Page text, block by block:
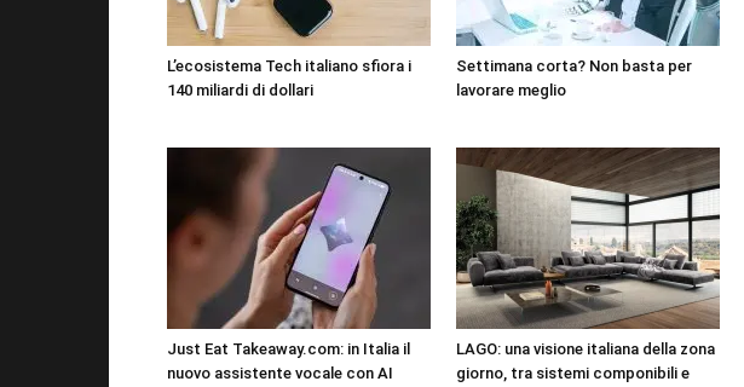
L’ecosistema Tech italiano sfiora i
140 miliardi di dollari
Settimana corta? Non basta per
lavorare meglio
Just Eat Takeaway.com: in Italia il
nuovo assistente vocale con AI
LAGO: una visione italiana della zona
giorno, tra sistemi componibili e